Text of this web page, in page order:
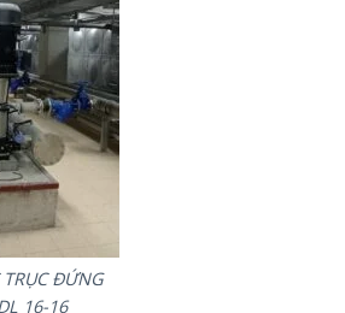
ĐỨNG
16-16